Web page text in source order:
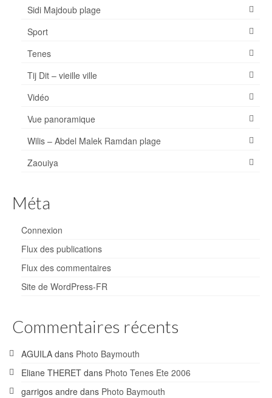
Sidi Majdoub plage
Sport
Tenes
Tij Dit – vieille ville
Vidéo
Vue panoramique
Wilis – Abdel Malek Ramdan plage
Zaouiya
Méta
Connexion
Flux des publications
Flux des commentaires
Site de WordPress-FR
Commentaires récents
AGUILA dans Photo Baymouth
Eliane THERET dans Photo Tenes Ete 2006
garrigos andre dans Photo Baymouth